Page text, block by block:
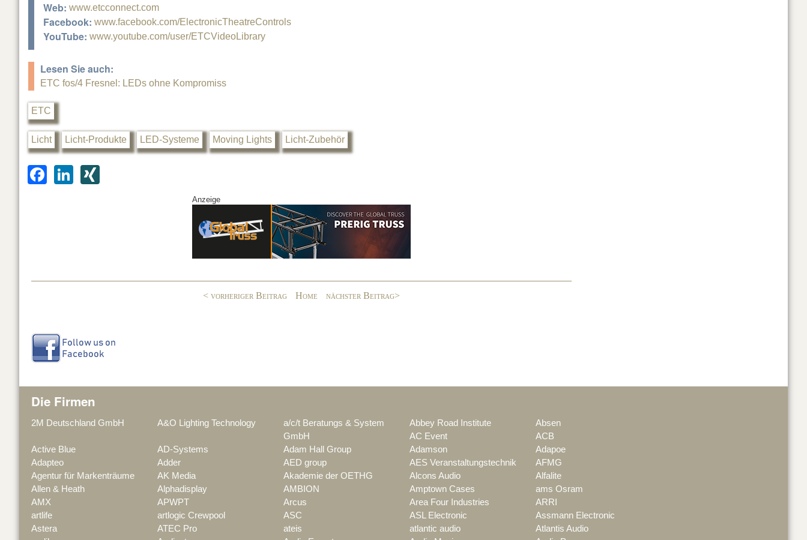
Web: www.etcconnect.com
Facebook: www.facebook.com/ElectronicTheatreControls
YouTube: www.youtube.com/user/ETCVideoLibrary
Lesen Sie auch:
ETC fos/4 Fresnel: LEDs ohne Kompromiss
ETC
Licht Licht-Produkte LED-Systeme Moving Lights Licht-Zubehör
F
o
Li
Anzeige
< vorheriger Beitrag Home nächster Beitrag>
Die Firmen
2M Deutschland GmbH A&O Lighting Technology
a/c/t Beratungs & System
GmbH
Abbey Road Institute
Absen
AC Event
ACB
Active Blue
AD-Systems Adam Hall Group Adamson
Adapoe
Adapteo
Adder AED group AES Veranstaltungstechnik
AFMG
Agentur für Markenträume
AK Media Akademie der OETHG Alcons Audio
Alfalite
Allen & Heath
Alphadisplay AMBION Amptown Cases
ams Osram
AMX
APWPT Arcus Area Four Industries
ARRI
artlife
artlogic Crewpool ASC ASL Electronic
Assmann Electronic
Astera
ATEC Pro ateis atlantic audio
Atlantis Audio